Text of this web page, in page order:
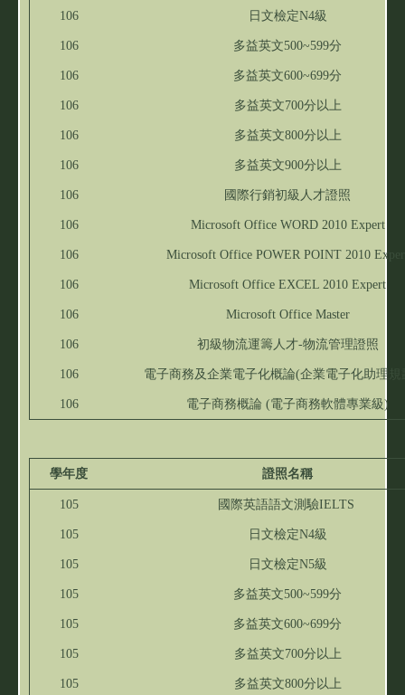
106 日文檢定N4級
106 多益英文500~599分
106 多益英文600~699分
106 多益英文700分以上
106 多益英文800分以上
106 多益英文900分以上
106 國際行銷初級人才證照
106 Microsoft Office WORD 2010 Expert
106 Microsoft Office POWER POINT 2010
106 Microsoft Office EXCEL 2010 Expert
106 Microsoft Office Master
106 初級物流運籌人才-物流管理證照
106 電子商務及企業電子化概論(企業電子化助理規
106 電子商務概論 (電子商務軟體專業級)
學年度 證照名稱
105 國際英語語文測驗IELTS
105 日文檢定N4級
105 日文檢定N5級
105 多益英文500~599分
105 多益英文600~699分
105 多益英文700分以上
105 多益英文800分以上